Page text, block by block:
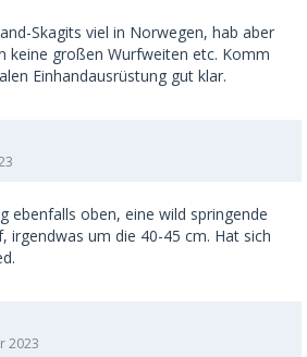
Skagits viel in Norwegen, hab aber
keine großen Wurfweiten etc. Komm
Einhandausrüstung gut klar.
ebenfalls oben, eine wild springende
irgendwas um die 40-45 cm. Hat sich
2023